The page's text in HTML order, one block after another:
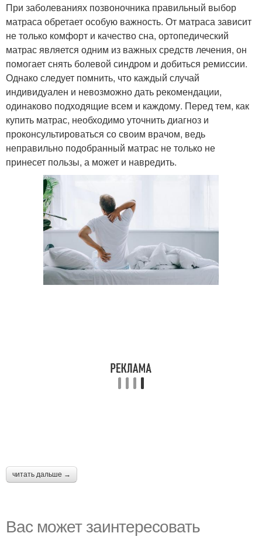
При заболеваниях позвоночника правильный выбор
матраса обретает особую важность. От матраса зависит
не только комфорт и качество сна, ортопедический
матрас является одним из важных средств лечения, он
помогает снять болевой синдром и добиться ремиссии.
Однако следует помнить, что каждый случай
индивидуален и невозможно дать рекомендации,
одинаково подходящие всем и каждому. Перед тем, как
купить матрас, необходимо уточнить диагноз и
проконсультироваться со своим врачом, ведь
неправильно подобранный матрас не только не
принесет пользы, а может и навредить.
читать дальше →
Вас может заинтересовать